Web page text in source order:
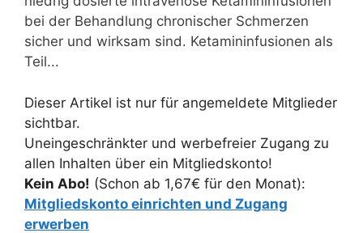
bei der Behandlung chronischer Schmerzen
sicher und wirksam sind. Ketamininfusionen als
Teil...
Dieser Artikel ist nur für angemeldete Mitglieder
sichtbar.
Uneingeschränkter und werbefreier Zugang zu
allen Inhalten über ein Mitgliedskonto!
Kein Abo! (Schon ab 1,67€ für den Monat):
Mitgliedskonto einrichten und Zugang
erwerben